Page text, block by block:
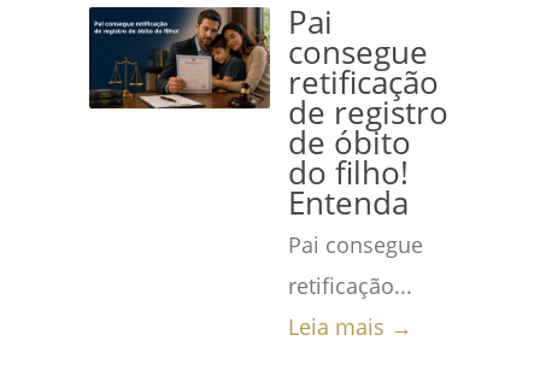
Pai
consegue
retificação
de registro
de óbito
do filho!
Entenda
Pai consegue
retificação...
Leia mais →